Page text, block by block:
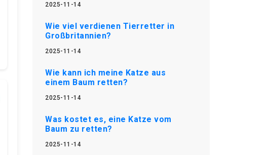
2025-11-14
Wie viel verdienen Tierretter in
Großbritannien?
2025-11-14
Wie kann ich meine Katze aus
einem Baum retten?
2025-11-14
Was kostet es, eine Katze vom
Baum zu retten?
2025-11-14